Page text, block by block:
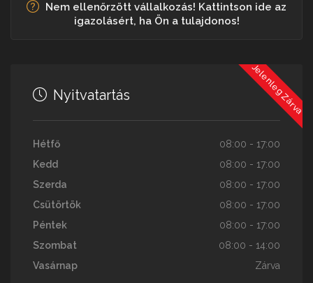
Nem ellenőrzött vállalkozás! Kattintson ide az
igazolásért, ha Ön a tulajdonos!
Jelenleg Zárva
Nyitvatartás
Hétfő
08:00 - 17:00
Kedd
08:00 - 17:00
Szerda
08:00 - 17:00
Csütörtök
08:00 - 17:00
Péntek
08:00 - 17:00
Szombat
08:00 - 14:00
Vasárnap
Zárva